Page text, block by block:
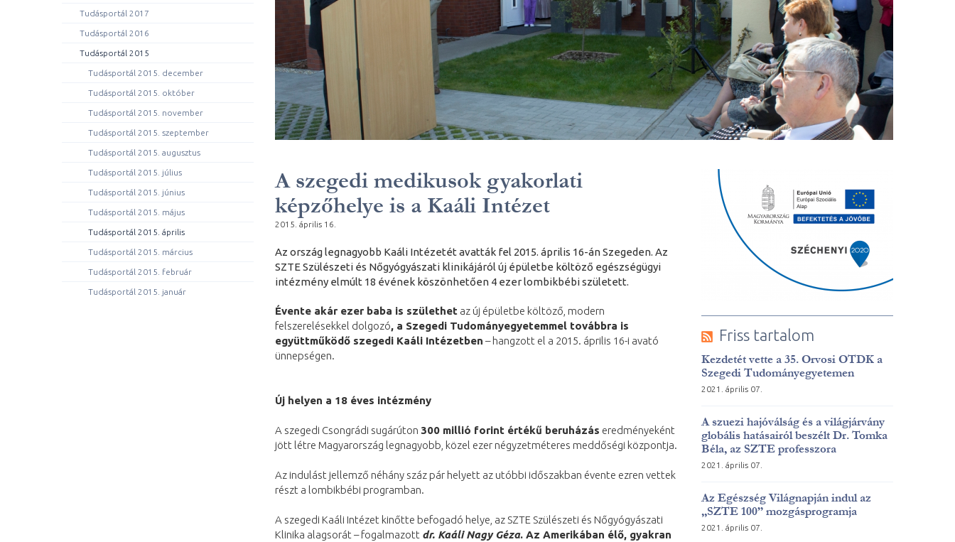
Tudásportál 2017
Tudásportál 2016
Tudásportál 2015
Tudásportál 2015. december
Tudásportál 2015. október
Tudásportál 2015. november
Tudásportál 2015. szeptember
Tudásportál 2015. augusztus
Tudásportál 2015. július
Tudásportál 2015. június
Tudásportál 2015. május
Tudásportál 2015. április
Tudásportál 2015. március
Tudásportál 2015. február
Tudásportál 2015. január
A szegedi medikusok gyakorlati
képzőhelye is a Kaáli Intézet
2015. április 16.
Az ország legnagyobb Kaáli Intézetét avatták fel 2015. április 16-án Szegeden. Az
SZTE Szülészeti és Nőgyógyászati klinikájáról új épületbe költöző egészségügyi
intézmény elmúlt 18 évének köszönhetően 4 ezer lombikbébi született.
Évente akár ezer baba is születhet az új épületbe költöző, modern
felszerelésekkel dolgozó, a Szegedi Tudományegyetemmel továbbra is
együttműködő szegedi Kaáli Intézetben – hangzott el a 2015. április 16-i avató
ünnepségen.
Új helyen a 18 éves intézmény
A szegedi Csongrádi sugárúton 300 millió forint értékű beruházás eredményeként
jött létre Magyarország legnagyobb, közel ezer négyzetméteres meddőségi központja.
Az indulást jellemző néhány száz pár helyett az utóbbi időszakban évente ezren vettek
részt a lombikbébi programban.
A szegedi Kaáli Intézet kinőtte befogadó helye, az SZTE Szülészeti és Nőgyógyászati
Klinika alagsorát – fogalmazott dr. Kaáli Nagy Géza. Az Amerikában élő, gyakran
Friss tartalom
Kezdetét vette a 35. Orvosi OTDK a
Szegedi Tudományegyetemen
2021. április 07.
A szuezi hajóválság és a világjárvány
globális hatásairól beszélt Dr. Tomka
Béla, az SZTE professzora
2021. április 07.
Az Egészség Világnapján indul az
„SZTE 100” mozgásprogramja
2021. április 07.